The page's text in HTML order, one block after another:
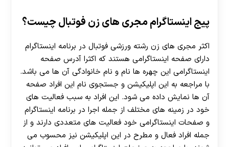
پیج اینستاگرام مجری های زن فوتبال چیست؟
اکثر مجری های زن رشته ورزشی فوتبال در برنامه اینستاگرام
دارای صفحه اینستاگرامی هستند که اکثرا آدرس صفحه
اینستاگرامی این چهره‌ ها نام و نام خانوادگی آن ها می باشد.
با مراجعه به این اپلیکیشن و جستجوی نام این افراد صفحه
آن ها نمایش داده می شود. این افراد به سبب فعالیت های
خود در زمینه های مختلف از جمله اجرا در برنامه اینستاگرام
و صفحات اینستاگرامی خود فعالیت های متعددی دارند و از
جمله افراد فعال و مطرح در این اپلیکیشن نیز محسوب می